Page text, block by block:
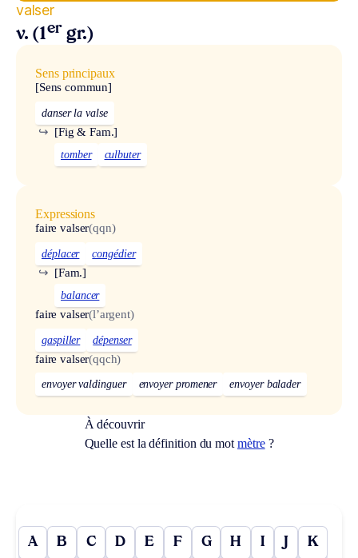
valser
v. (1er gr.)
Sens principaux
[Sens commun]
danser la valse
[Fig & Fam.]
↪
tomber culbuter
Expressions
faire valser(qqn)
déplacer congédier
[Fam.]
↪
balancer
faire valser(l’argent)
gaspiller dépenser
faire valser(qqch)
envoyer valdinguer envoyer promener envoyer balader
À découvrir
Quelle est la définition du motmètre?
A B C D E F G H I J K